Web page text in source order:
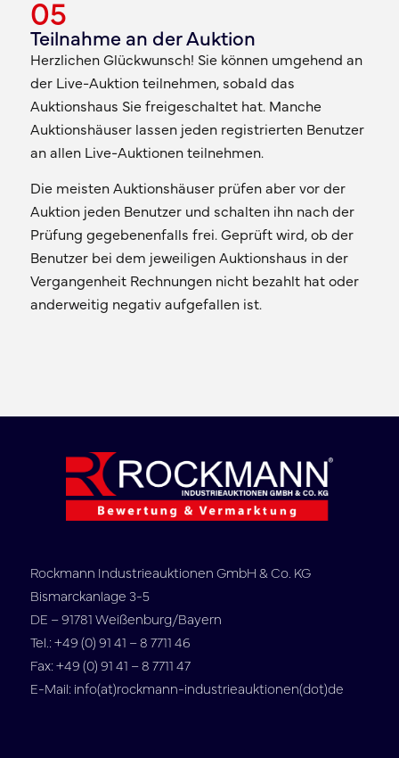
05
Teilnahme an der Auktion
Herzlichen Glückwunsch! Sie können umgehend an
der Live-Auktion teilnehmen, sobald das
Auktionshaus Sie freigeschaltet hat. Manche
Auktionshäuser lassen jeden registrierten Benutzer
an allen Live-Auktionen teilnehmen.
Die meisten Auktionshäuser prüfen aber vor der
Auktion jeden Benutzer und schalten ihn nach der
Prüfung gegebenenfalls frei. Geprüft wird, ob der
Benutzer bei dem jeweiligen Auktionshaus in der
Vergangenheit Rechnungen nicht bezahlt hat oder
anderweitig negativ aufgefallen ist.
Rockmann Industrieauktionen GmbH & Co. KG
Bismarckanlage 3-5
DE – 91781 Weißenburg/Bayern
Tel.: +49 (0) 91 41 – 8 7711 46
Fax: +49 (0) 91 41 – 8 7711 47
E-Mail: info(at)rockmann-industrieauktionen(dot)de